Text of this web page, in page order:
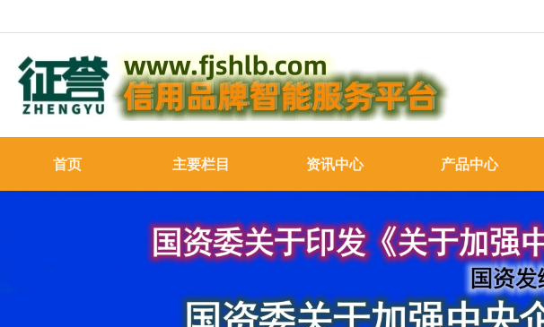
首页 主要栏目 资讯中心 产品中心